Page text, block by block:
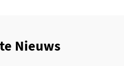
Nieuws